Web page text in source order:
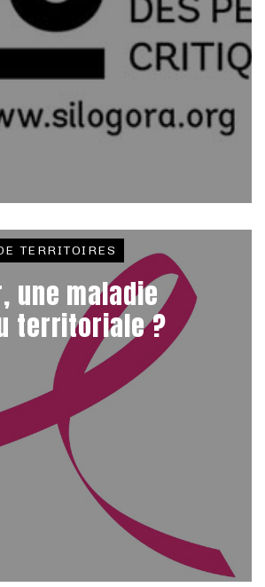
TERRITOIRES
une maladie
territoriale ?